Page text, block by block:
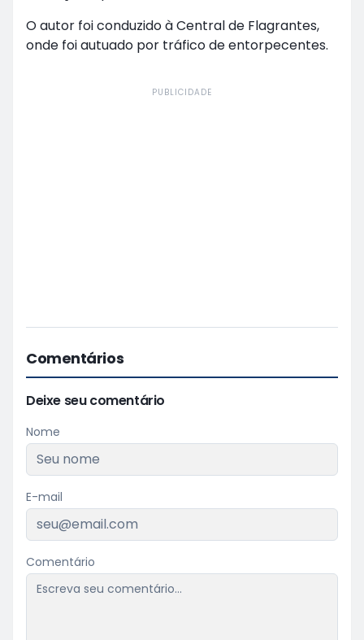
O autor foi conduzido à Central de Flagrantes,
onde foi autuado por tráfico de entorpecentes.
PUBLICIDADE
Comentários
Deixe seu comentário
Nome
E-mail
Comentário